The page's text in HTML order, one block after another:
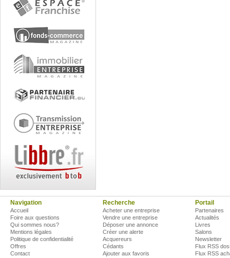
Navigation
Accueil
Foire aux questions
Qui sommes nous?
Mentions légales
Politique de confidentialité
Offres
Contact
Recherche
Acheter une entreprise
Vendre une entreprise
Déposer une annonce
Créer une alerte
Acquereurs
Cédants
Ajouter aux favoris
Portail
Partenaires
Actualités
Livres
Salons
Newsletter
Flux RSS
Flux RSS